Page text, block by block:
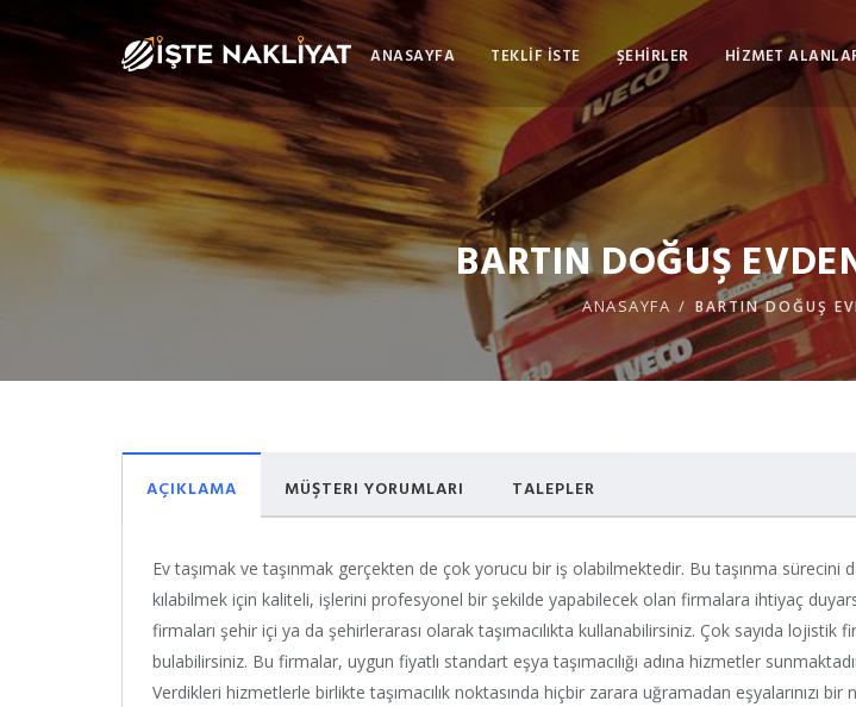
ANASAYFA TEKLİF İSTE ŞEHİRLER HİZMET
BARTIN DOĞUŞ
ANASAYFA BARTIN DOĞUŞ
AÇIKLAMA MÜŞTERI YORUMLARI TALEPLER
Ev taşımak ve taşınmak gerçekten de çok yorucu bir iş olabilmektedir. Bu taşınma sürecini
kılabilmek için kaliteli, işlerini profesyonel bir şekilde yapabilecek olan firmalara ihtiyaç
firmaları şehir içi ya da şehirlerarası olarak taşımacılıkta kullanabilirsiniz. Çok sayıda lojistik
bulabilirsiniz. Bu firmalar, uygun fiyatlı standart eşya taşımacılığı adına hizmetler
Verdikleri hizmetlerle birlikte taşımacılık noktasında hiçbir zarara uğramadan eşyalarınızı bir